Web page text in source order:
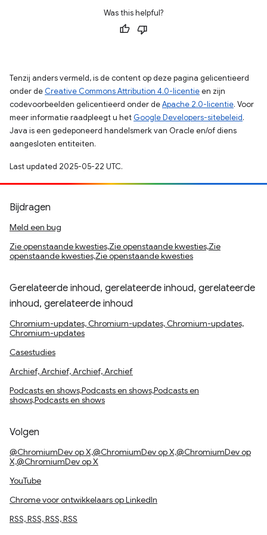
Was this helpful?
Tenzij anders vermeld, is de content op deze pagina gelicentieerd
onder de Creative Commons Attribution 4.0-licentieen zijn
codevoorbeelden gelicentieerd onder deApache 2.0-licentie. Voor
meer informatie raadpleegt u het Google Developers-sitebeleid.
Java is een gedeponeerd handelsmerk van Oracle en/of diens
aangesloten entiteiten.
Last updated 2025-05-22 UTC.
Bijdragen
Meld een bug
Zie openstaande kwesties,Zie openstaande kwesties,Zie
openstaande kwesties,Zie openstaande kwesties
Gerelateerde inhoud, gerelateerde inhoud, gerelateerde
inhoud, gerelateerde inhoud
Chromium-updates, Chromium-updates, Chromium-updates,
Chromium-updates
Casestudies
Archief, Archief, Archief, Archief
Podcasts en shows,Podcasts en shows,Podcasts en
shows,Podcasts en shows
Volgen
@ChromiumDev op X,@ChromiumDev op X,@ChromiumDev op
X,@ChromiumDev op X
YouTube
Chrome voor ontwikkelaars op LinkedIn
RSS, RSS, RSS, RSS